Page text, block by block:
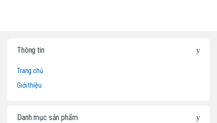
Thông tin
Trang chủ
Giới thiệu
Danh mục sản phẩm